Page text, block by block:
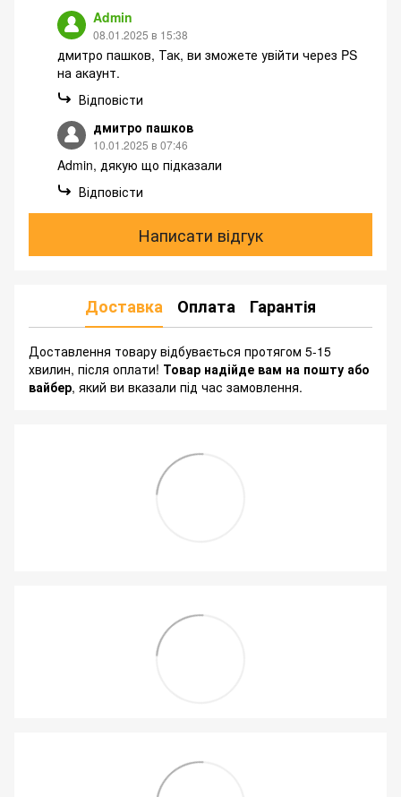
Admin
08.01.2025 в 15:38
дмитро пашков, Так, ви зможете увійти через PS
на акаунт.
Відповісти
дмитро пашков
10.01.2025 в 07:46
Admin, дякую що підказали
Відповісти
Написати відгук
Доставка Оплата Гарантія
Доставлення товару відбувається протягом 5-15
хвилин, після оплати! Товар надійде вам на пошту або
вайбер, який ви вказали під час замовлення.